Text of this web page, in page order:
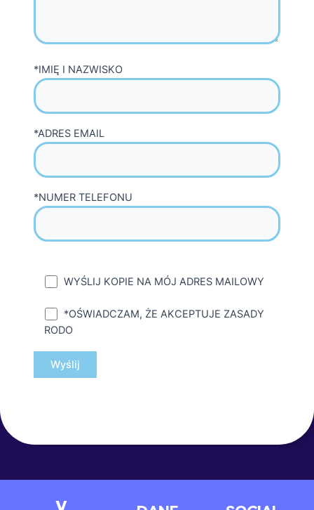
*IMIĘ I NAZWISKO
*ADRES EMAIL
*NUMER TELEFONU
WYŚLIJ KOPIE NA MÓJ ADRES MAILOWY
*OŚWIADCZAM, ŻE AKCEPTUJE ZASADY
RODO